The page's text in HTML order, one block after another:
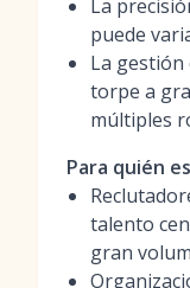
La
puede
La gestión
torpe a
múltiples
Para quién es
talento
gran